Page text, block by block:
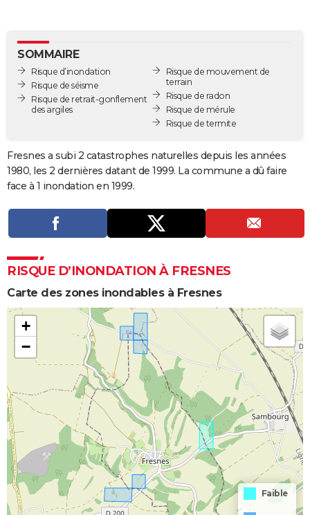
GUIDES D'ACHAT
BONS PLANS
CARTE DE VOEUX
Dictionnaire
Biographies
Citations
Expressions
Proverbes
PROGRAMME TV
COPAINS D'AVANT
S'inscrire
Se connecter
Lycées
Collèges
Primaires
Universités
Entreprises
Service militaire
Avis de recherche
AVIS DE DÉCÈS
FORUM
Bricolage
Lifestyle
Culture
Sport
Auto
Television
Voyage
Cinema
SOMMAIRE
Risque d’inondation
Risque de séisme
Risque de retrait-gonflement
des argiles
Risque de mouvement de
terrain
Risque de radon
Risque de mérule
Risque de termite
Fresnes a subi 2 catastrophes naturelles depuis les années
1980, les 2 dernières datant de 1999. La commune a dû faire
face à 1 inondation en 1999.
RISQUE D’INONDATION À FRESNES
Carte des zones inondables à Fresnes
+
−
Faible